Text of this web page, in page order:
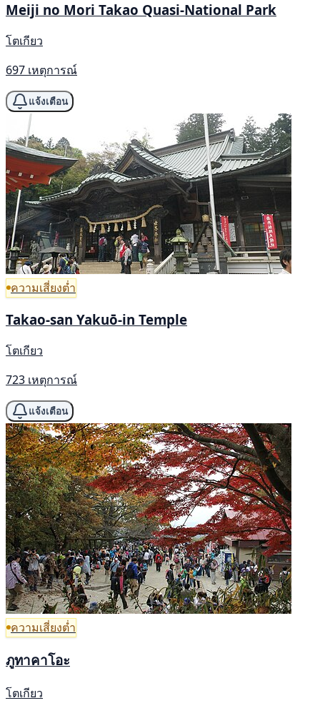
Meiji no Mori Takao Quasi-National Park
โตเกียว
697 เหตุการณ์
แจ้งเตือน
ความเสี่ยงต่ำ
Takao-san Yakuō-in Temple
โตเกียว
723 เหตุการณ์
แจ้งเตือน
ความเสี่ยงต่ำ
ภูทาคาโอะ
โตเกียว